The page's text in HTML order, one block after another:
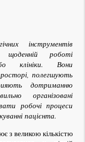
інструментів
роботі
клініки. Вони
полегшують
дотриманню
організовані
робочі процеси
пацієнта.
з великою кількістю